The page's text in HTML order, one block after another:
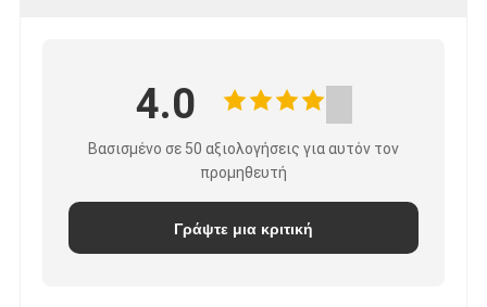
4.0
Βασισμένο σε 50 αξιολογήσεις για αυτόν τον
προμηθευτή
Γράψτε μια κριτική